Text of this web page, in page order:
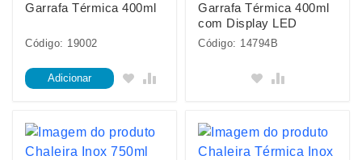
Garrafa Térmica 400ml
Código: 19002
Adicionar
Garrafa Térmica 400ml
com Display LED
Código: 14794B